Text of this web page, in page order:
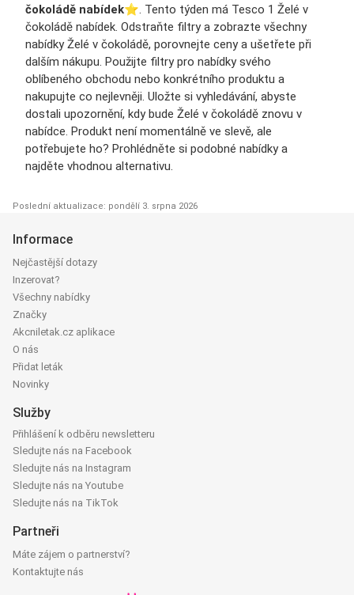
čokoládě nabídek⭐️. Tento týden má Tesco 1 Želé v
čokoládě nabídek. Odstraňte filtry a zobrazte všechny
nabídky Želé v čokoládě, porovnejte ceny a ušetřete při
dalším nákupu. Použijte filtry pro nabídky svého
oblíbeného obchodu nebo konkrétního produktu a
nakupujte co nejlevněji. Uložte si vyhledávání, abyste
dostali upozornění, kdy bude Želé v čokoládě znovu v
nabídce. Produkt není momentálně ve slevě, ale
potřebujete ho? Prohlédněte si podobné nabídky a
najděte vhodnou alternativu.
Poslední aktualizace: pondělí 3. srpna 2026
Informace
Nejčastější dotazy
Inzerovat?
Všechny nabídky
Značky
Akcniletak.cz aplikace
O nás
Přidat leták
Novinky
Služby
Přihlášení k odběru newsletteru
Sledujte nás na Facebook
Sledujte nás na Instagram
Sledujte nás na Youtube
Sledujte nás na TikTok
Partneři
Máte zájem o partnerství?
Kontaktujte nás